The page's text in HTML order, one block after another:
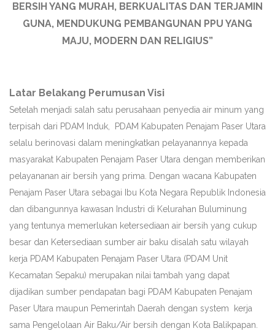
BERSIH YANG MURAH, BERKUALITAS DAN TERJAMIN
GUNA, MENDUKUNG PEMBANGUNAN PPU YANG
MAJU, MODERN DAN RELIGIUS”
Latar Belakang Perumusan Visi
Setelah menjadi salah satu perusahaan penyedia air minum yang
terpisah dari PDAM Induk, PDAM Kabupaten Penajam Paser Utara
selalu berinovasi dalam meningkatkan pelayanannya kepada
masyarakat Kabupaten Penajam Paser Utara dengan memberikan
pelayananan air bersih yang prima. Dengan wacana Kabupaten
Penajam Paser Utara sebagai Ibu Kota Negara Republik Indonesia
dan dibangunnya kawasan Industri di Kelurahan Buluminung
yang tentunya memerlukan ketersediaan air bersih yang cukup
besar dan Ketersediaan sumber air baku disalah satu wilayah
kerja PDAM Kabupaten Penajam Paser Utara (PDAM Unit
Kecamatan Sepaku) merupakan nilai tambah yang dapat
dijadikan sumber pendapatan bagi PDAM Kabupaten Penajam
Paser Utara maupun Pemerintah Daerah dengan system kerja
sama Pengelolaan Air Baku/Air bersih dengan Kota Balikpapan.